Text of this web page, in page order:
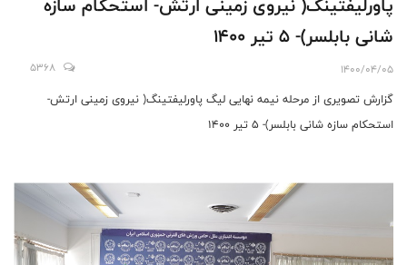
شانی بابلسر)- 5 تیر 1400
1400/04/05
5368
گزارش تصویری از مرحله نیمه نهایی لیگ پاورلیفتینگ( نیروی زمینی ارتش-
استحکام سازه شانی بابلسر)- 5 تیر 1400